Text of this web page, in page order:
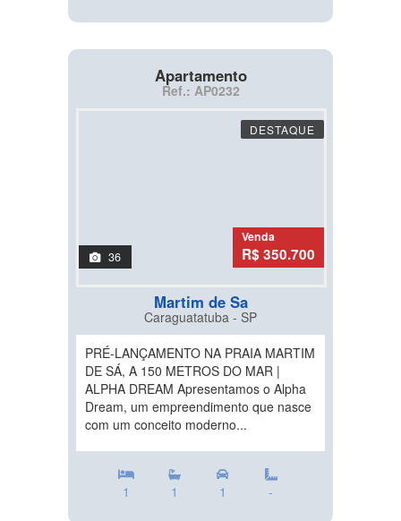
Apartamento
Ref.: AP0232
DESTAQUE
36
Venda
R$ 350.700
Martim de Sa
Caraguatatuba - SP
PRÉ-LANÇAMENTO NA PRAIA MARTIM
DE SÁ, A 150 METROS DO MAR |
ALPHA DREAM Apresentamos o Alpha
Dream, um empreendimento que nasce
com um conceito moderno...
1 1 1 -